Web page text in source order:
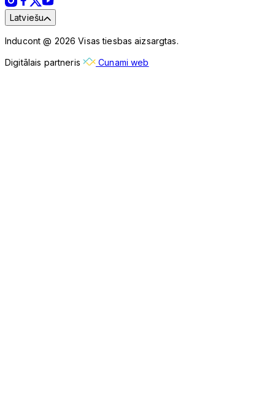
Latviešu
Inducont @ 2026 Visas tiesbas aizsargtas.
Digitālais partneris Cunami web